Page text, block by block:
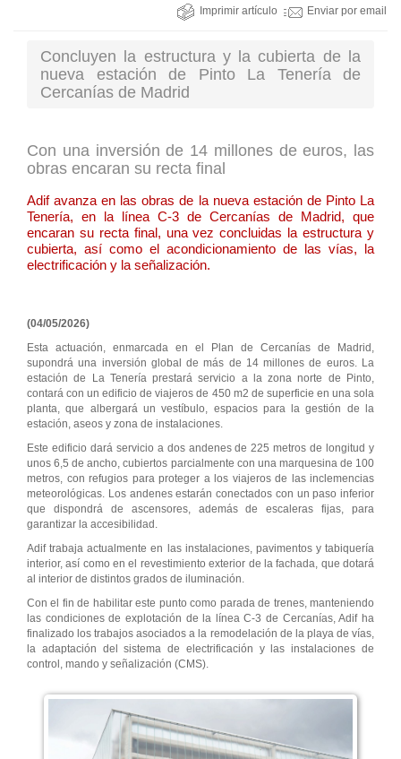
Imprimir artículo Enviar por email
Concluyen la estructura y la cubierta de la
nueva estación de Pinto La Tenería de
Cercanías de Madrid
Con una inversión de 14 millones de euros, las
obras encaran su recta final
Adif avanza en las obras de la nueva estación de Pinto La
Tenería, en la línea C-3 de Cercanías de Madrid, que
encaran su recta final, una vez concluidas la estructura y
cubierta, así como el acondicionamiento de las vías, la
electrificación y la señalización.
(04/05/2026)
Esta actuación, enmarcada en el Plan de Cercanías de Madrid,
supondrá una inversión global de más de 14 millones de euros. La
estación de La Tenería prestará servicio a la zona norte de Pinto,
contará con un edificio de viajeros de 450 m2 de superficie en una sola
planta, que albergará un vestíbulo, espacios para la gestión de la
estación, aseos y zona de instalaciones.
Este edificio dará servicio a dos andenes de 225 metros de longitud y
unos 6,5 de ancho, cubiertos parcialmente con una marquesina de 100
metros, con refugios para proteger a los viajeros de las inclemencias
meteorológicas. Los andenes estarán conectados con un paso inferior
que dispondrá de ascensores, además de escaleras fijas, para
garantizar la accesibilidad.
Adif trabaja actualmente en las instalaciones, pavimentos y tabiquería
interior, así como en el revestimiento exterior de la fachada, que dotará
al interior de distintos grados de iluminación.
Con el fin de habilitar este punto como parada de trenes, manteniendo
las condiciones de explotación de la línea C-3 de Cercanías, Adif ha
finalizado los trabajos asociados a la remodelación de la playa de vías,
la adaptación del sistema de electrificación y las instalaciones de
control, mando y señalización (CMS).